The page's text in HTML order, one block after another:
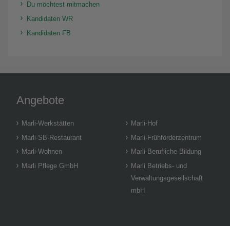
Du möchtest mitmachen
Kandidaten WR
Kandidaten FB
Angebote
Marli-Werkstätten
Marli-Hof
Marli-SB-Restaurant
Marli-Frühförderzentrum
Marli-Wohnen
Marli-Berufliche Bildung
Marli Pflege GmbH
Marli Betriebs- und
Verwaltungsgesellschaft
mbH